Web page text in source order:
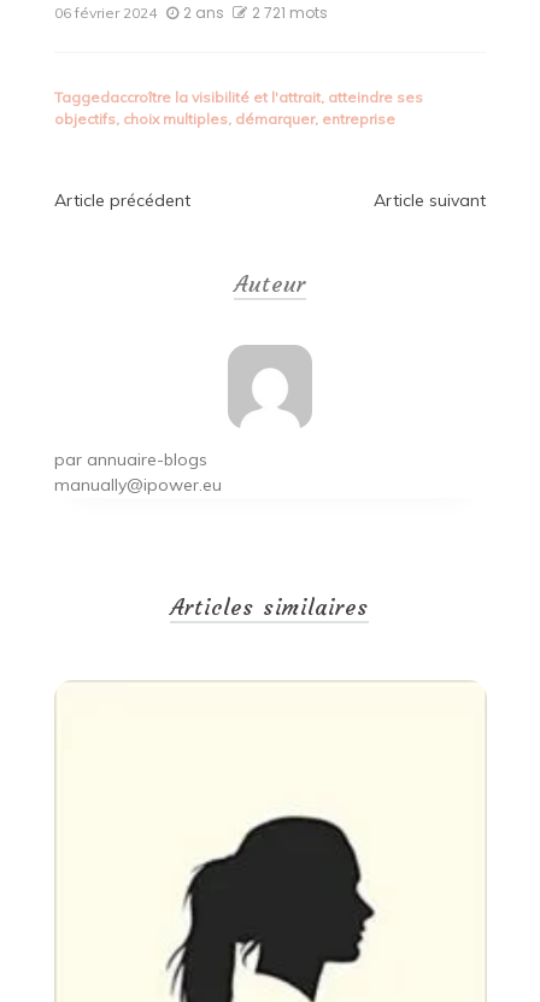
06 février 2024 2 ans 2 721 mots
Taggedaccroître la visibilité et l'attrait, atteindre ses
objectifs, choix multiples, démarquer, entreprise
Navigation
Article précédent Article suivant
Auteur
par annuaire-blogs
manually@ipower.eu
Articles similaires